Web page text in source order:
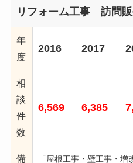
リフォーム工事 訪問
年
度
2016 2017
相
談
件
数
6,569 6,385
備
「屋根工事・壁工事・